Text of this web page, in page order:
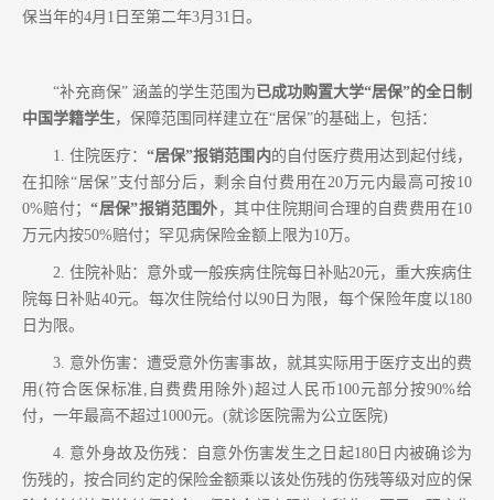
保当年的4月1日至第二年3月31日 。
“补充商保” 涵盖的学生范围为 已成功购置大学“居保”的全日制
中国学籍学生，保障范围同样建立在“居保”的基础上，包括：
1. 住院医疗：“居保”报销范围内的自付医疗费用达到起付线，
在扣除“居保”支付部分后，剩余自付费用在20万元内最高可按10
0%赔付；“居保”报销范围外 ，其中住院期间合理的自费费用在10
万元内按50%赔付；罕见病保险金额上限为10万。
2. 住院补贴：意外或一般疾病住院每日补贴20元，重大疾病住
院每日补贴40元。每次住院给付以90日为限，每个保险年度以180
日为限。
3. 意外伤害：遭受意外伤害事故，就其实际用于医疗支出的费
用 (符合医保标准,自费费用除外)超过人民币100元部分按90%给
付，一年最高不超过1000元。(就诊医院需为公立医院)
4. 意外身故及伤残：自意外伤害发生之日起180日内被确诊为
伤残的，按合同约定的保险金额乘以该处伤残的伤残等级对应的保